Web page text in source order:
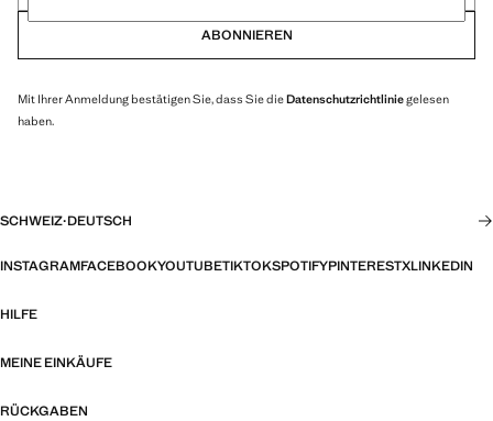
ABONNIEREN
Mit Ihrer Anmeldung bestätigen Sie, dass Sie dieDatenschutzrichtliniegelesen
haben.
SCHWEIZ·DEUTSCH
INSTAGRAMFACEBOOKYOUTUBETIKTOKSPOTIFYPINTERESTXLINKEDIN
HILFE
MEINE EINKÄUFE
RÜCKGABEN